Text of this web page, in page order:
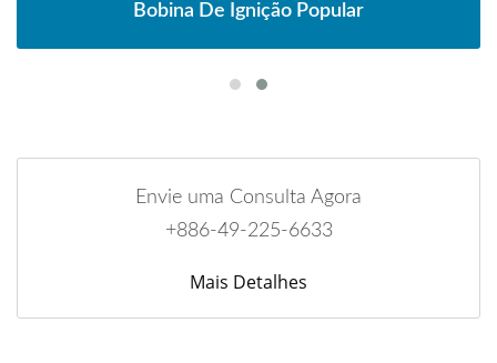
Bobina De Ignição Popular
Envie uma Consulta Agora
+886-49-225-6633
Mais Detalhes